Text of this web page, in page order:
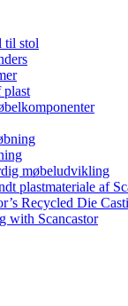
til stol
plast
møbeludvikling
plastmateriale af
Recycled Die
with Scancastor